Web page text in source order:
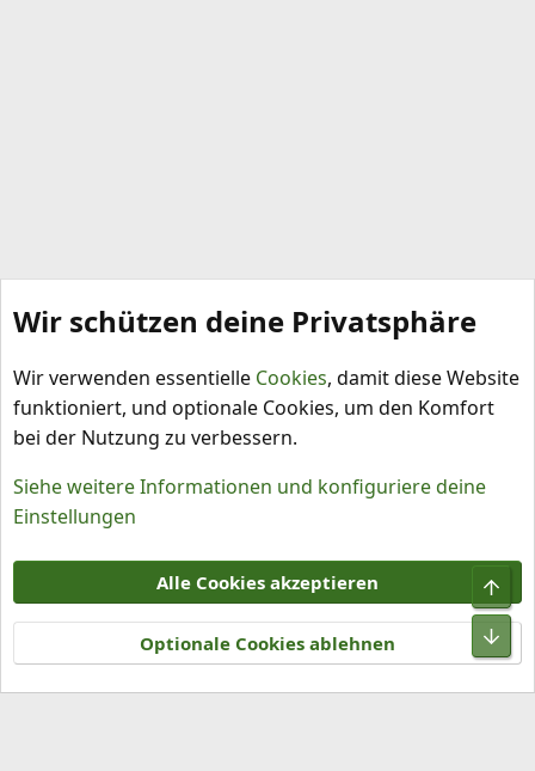
Schlagworte
Nutzungsbedingungen
Datenschutz
Hilfe und Impressum
R
S
S
Community platform by XenForo® © 2010-2026 XenForo Ltd.
Wir schützen deine Privatsphäre
Wir verwenden essentielle Cookies, damit diese Website
funktioniert, und optionale Cookies, um den Komfort
bei der Nutzung zu verbessern.
Siehe weitere Informationen und konfiguriere deine
Einstellungen
Alle Cookies akzeptieren
Optionale Cookies ablehnen